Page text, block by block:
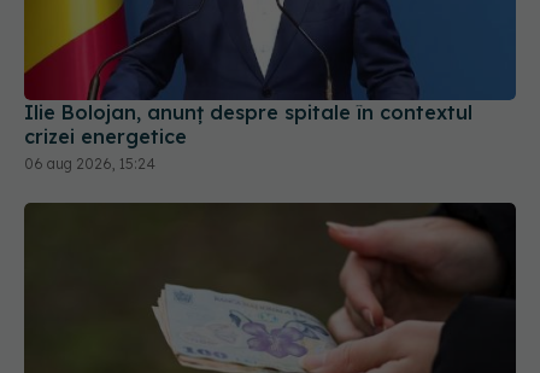
Ilie Bolojan, anunț despre spitale în contextul
crizei energetice
06 aug 2026, 15:24